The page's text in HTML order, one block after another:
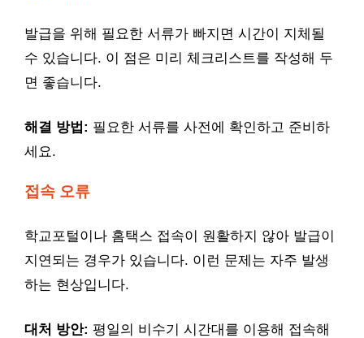
발급을 위해 필요한 서류가 빠지면 시간이 지체될
수 있습니다. 이 점은 미리 체크리스트를 작성해 두
면 좋습니다.
해결 방법: 필요한 서류를 사전에 확인하고 준비하
세요.
접속 오류
학교포털이나 홈택스 접속이 원활하지 않아 발급이
지연되는 경우가 있습니다. 이런 문제는 자주 발생
하는 현상입니다.
대처 방안: 평일의 비수기 시간대를 이용해 접속해